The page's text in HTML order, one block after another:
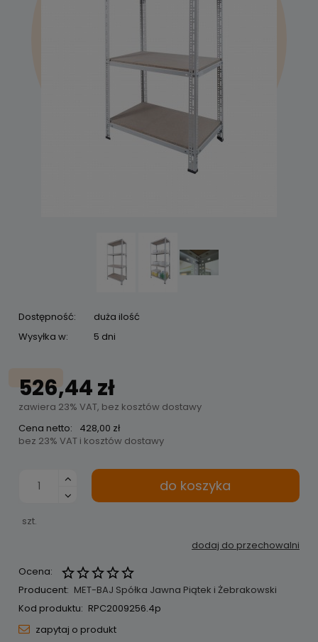
Dostępność:
duża ilość
Wysyłka w:
5 dni
526,44 zł
zawiera 23% VAT, bez kosztów dostawy
Cena netto:
428,00 zł
bez 23% VAT i kosztów dostawy
szt.
do koszyka
dodaj do przechowalni
Ocena:
Producent: MET-BAJ Spółka Jawna Piątek i Żebrakowski
Kod produktu: RPC2009256.4p
zapytaj o produkt